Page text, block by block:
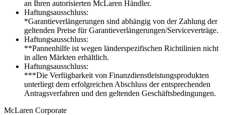
an Ihren autorisierten McLaren Händler.
Haftungsausschluss:
*Garantieverlängerungen sind abhängig von der Zahlung der
geltenden Preise für Garantieverlängerungen/Serviceverträge.
Haftungsausschluss:
**Pannenhilfe ist wegen länderspezifischen Richtilinien nicht
in allen Märkten erhältlich.
Haftungsausschluss:
***Die Verfügbarkeit von Finanzdienstleistungsprodukten
unterliegt dem erfolgreichen Abschluss der entsprechenden
Antragsverfahren und den geltenden Geschäftsbedingungen.
McLaren Corporate